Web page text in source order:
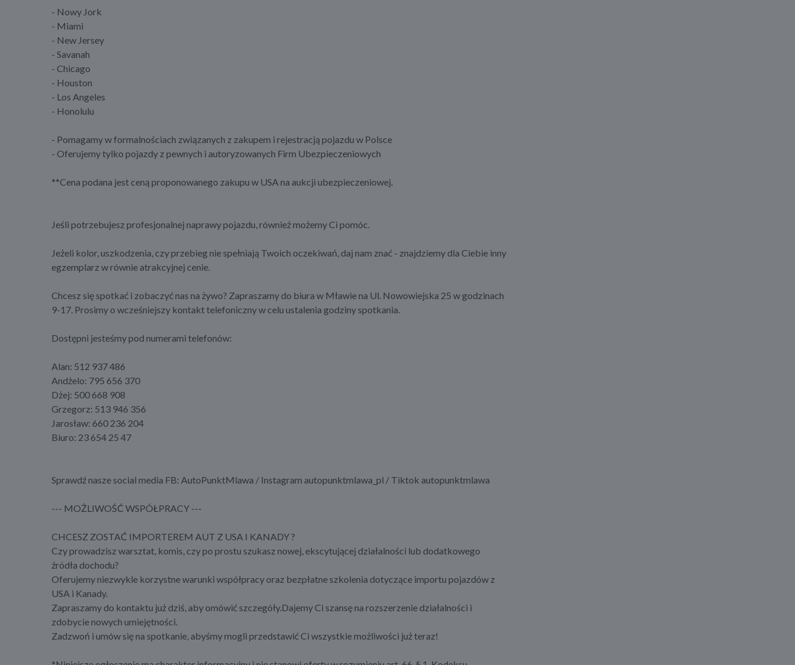
- Nowy Jork
- Miami
- New Jersey
- Savanah
- Chicago
- Houston
- Los Angeles
- Honolulu
- Pomagamy w formalnościach związanych z zakupem i rejestracją pojazdu w Polsce
- Oferujemy tylko pojazdy z pewnych i autoryzowanych Firm Ubezpieczeniowych
**Cena podana jest ceną proponowanego zakupu w USA na aukcji ubezpieczeniowej.
Jeśli potrzebujesz profesjonalnej naprawy pojazdu, również możemy Ci pomóc.
Jeżeli kolor, uszkodzenia, czy przebieg nie spełniają Twoich oczekiwań, daj nam znać - znajdziemy dla Ciebie inny
egzemplarz w równie atrakcyjnej cenie.
Chcesz się spotkać i zobaczyć nas na żywo? Zapraszamy do biura w Mławie na Ul. Nowowiejska 25 w godzinach
9-17. Prosimy o wcześniejszy kontakt telefoniczny w celu ustalenia godziny spotkania.
Dostępni jesteśmy pod numerami telefonów:
Alan: 512 937 486
Andżelo: 795 656 370
Dżej: 500 668 908
Grzegorz: 513 946 356
Jarosław: 660 236 204
Biuro: 23 654 25 47
Sprawdź nasze social media FB: AutoPunktMlawa / Instagram autopunktmlawa_pl / Tiktok autopunktmlawa
--- MOŻLIWOŚĆ WSPÓŁPRACY ---
CHCESZ ZOSTAĆ IMPORTEREM AUT Z USA I KANADY ?
Czy prowadzisz warsztat, komis, czy po prostu szukasz nowej, ekscytującej działalności lub dodatkowego
źródła dochodu?
Oferujemy niezwykle korzystne warunki współpracy oraz bezpłatne szkolenia dotyczące importu pojazdów z
USA i Kanady.
Zapraszamy do kontaktu już dziś, aby omówić szczegóły.Dajemy Ci szansę na rozszerzenie działalności i
zdobycie nowych umiejętności.
Zadzwoń i umów się na spotkanie, abyśmy mogli przedstawić Ci wszystkie możliwości już teraz!